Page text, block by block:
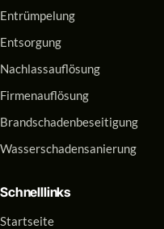
Entrümpelung
Entsorgung
Nachlassauflösung
Firmenauflösung
Brandschadenbeseitigung
Wasserschadensanierung
Schnelllinks
Startseite